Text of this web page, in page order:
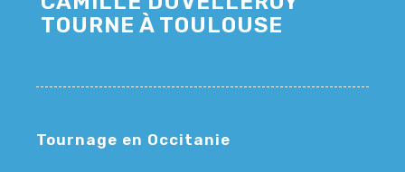
TOURNE À TOULOUSE
Tournage en Occitanie